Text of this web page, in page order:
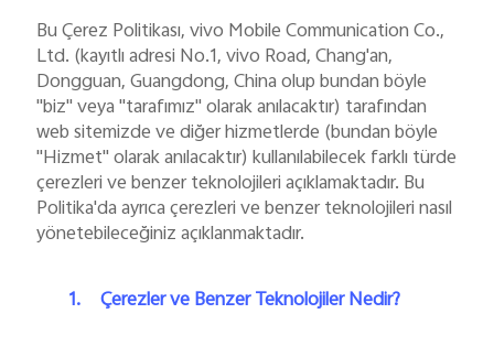
Bu Çerez Politikası, vivo Mobile Communication Co.,
Ltd. (kayıtlı adresi No.1, vivo Road, Chang'an,
Dongguan, Guangdong, China olup bundan böyle
"biz" veya "tarafımız" olarak anılacaktır) tarafından
web sitemizde ve diğer hizmetlerde (bundan böyle
"Hizmet" olarak anılacaktır) kullanılabilecek farklı türde
çerezleri ve benzer teknolojileri açıklamaktadır. Bu
Politika'da ayrıca çerezleri ve benzer teknolojileri nasıl
yönetebileceğiniz açıklanmaktadır.
1. Çerezler ve Benzer Teknolojiler Nedir?